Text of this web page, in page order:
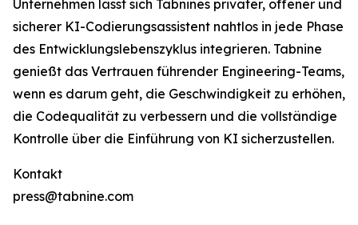
Unternehmen lässt sich Tabnines privater, offener und
sicherer KI-Codierungsassistent nahtlos in jede Phase
des Entwicklungslebenszyklus integrieren. Tabnine
genießt das Vertrauen führender Engineering-Teams,
wenn es darum geht, die Geschwindigkeit zu erhöhen,
die Codequalität zu verbessern und die vollständige
Kontrolle über die Einführung von KI sicherzustellen.
Kontakt
press@tabnine.com